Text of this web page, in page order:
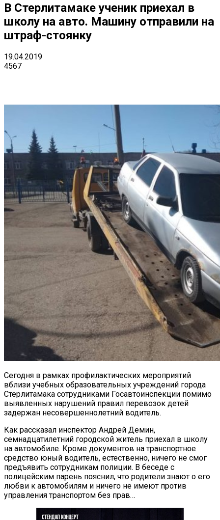
В Стерлитамаке ученик приехал в
школу на авто. Машину отправили на
штраф-стоянку
19.04.2019
4567
Сегодня в рамках профилактических мероприятий
вблизи учебных образовательных учреждений города
Стерлитамака сотрудниками Госавтоинспекции помимо
выявленных нарушений правил перевозок детей
задержан несовершеннолетний водитель.
Как рассказал инспектор Андрей Демин,
семнадцатилетний городской житель приехал в школу
на автомобиле. Кроме документов на транспортное
средство юный водитель, естественно, ничего не смог
предъявить сотрудникам полиции. В беседе с
полицейским парень пояснил, что родители знают о его
любви к автомобилям и ничего не имеют против
управления транспортом без прав…